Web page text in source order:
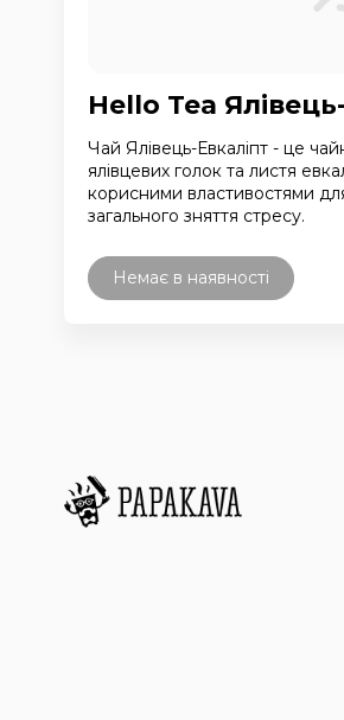
Hello Tea
Чай Ялівець-Евкаліпт - це
ялівцевих голок та листя
корисними властивостями
загального зняття стресу.
Немає в наявності